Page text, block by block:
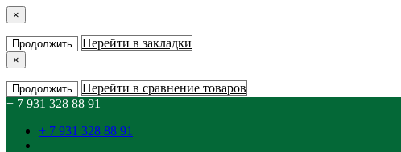
×
Продолжить Перейти в закладки
×
Продолжить
Перейти в сравнение товаров
+ 7 931 328 88 91
+ 7 931 328 88 91